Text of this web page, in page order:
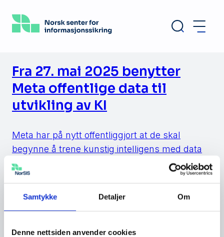
Samtykke Detaljer Om
Denne nettsiden anvender cookies
hovedinnhold
Fra 27. mai 2025 benytter
Meta offentlige data til
utvikling av KI
Meta har på nytt offentliggjort at de skal
begynne å trene kunstig intelligens med data
fra sine brukere i EØS. Da endringen ble
annonsert forrige gang, ble oppstarten utsatt
på grunn av press fra flere hold. Denne